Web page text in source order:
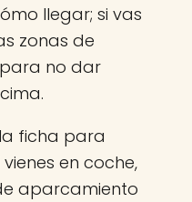
llegar; si vas
zonas de
no dar
ficha para
en coche,
aparcamiento